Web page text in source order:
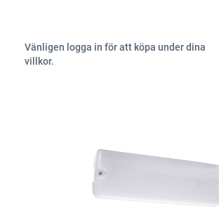
Vänligen logga in för att köpa under dina
villkor.